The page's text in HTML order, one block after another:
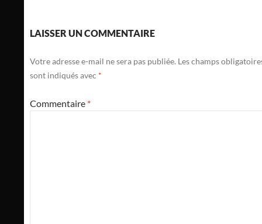
LAISSER UN COMMENTAIRE
Votre adresse e-mail ne sera pas publiée. Les champs
sont indiqués avec *
Commentaire *